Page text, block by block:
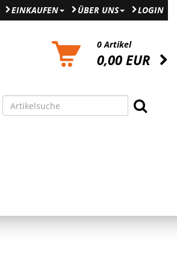
LOGIN
EINKAUFEN ÜBER UNS
0 Artikel
0,00 EUR